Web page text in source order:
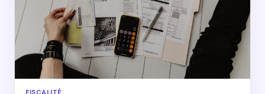
FISCALITÉ